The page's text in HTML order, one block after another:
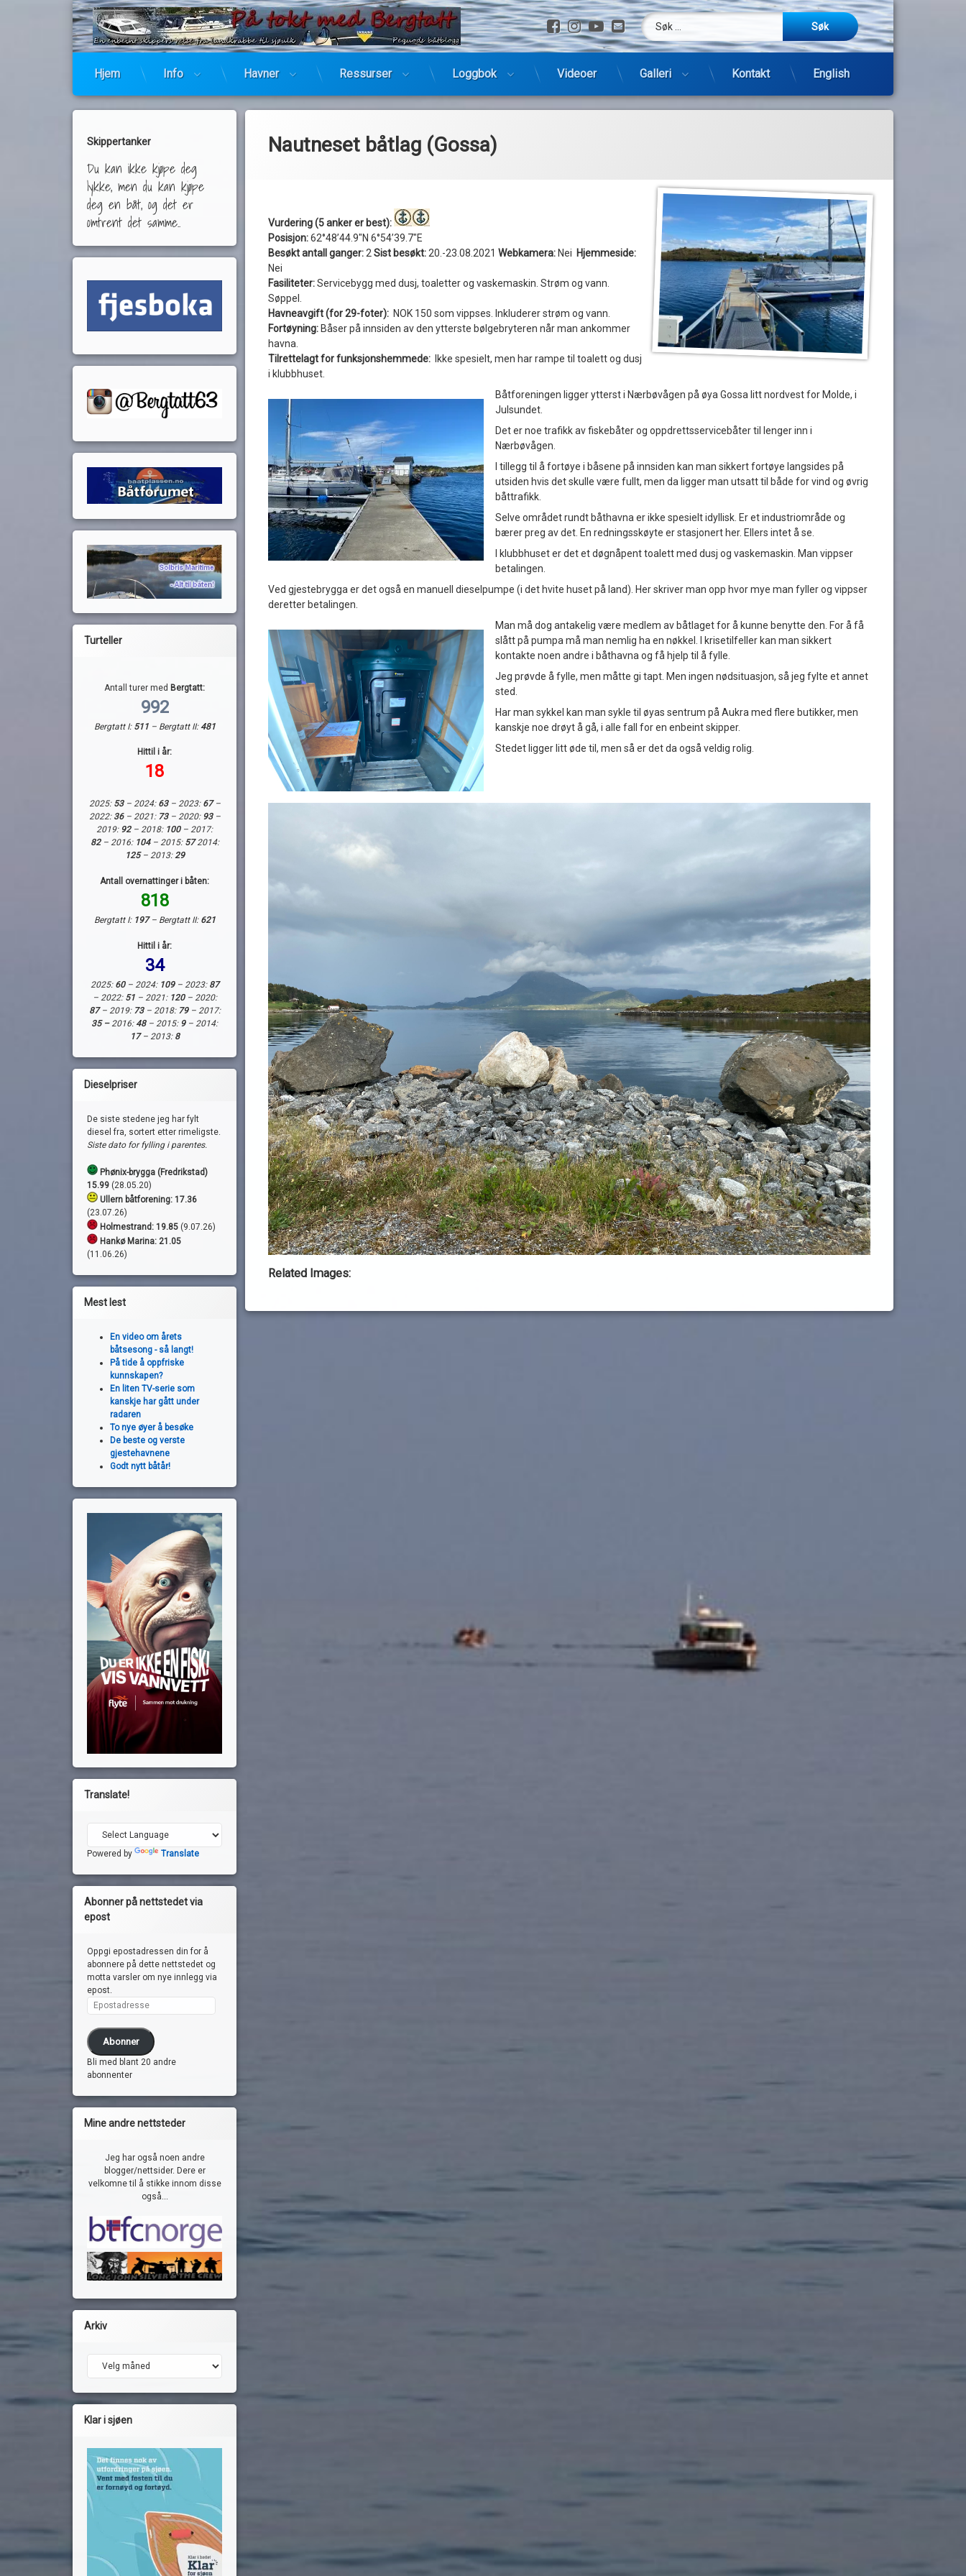
Hopp
til
Facebook
Instagram
YouTube
E-post
Søk etter:
Hjem Info Havner Ressurser Loggbok Videoer Galleri Kontakt English
Nautneset båtlag (Gossa)
Vurdering (5 anker er best):
Posisjon:62°48’44.9″N 6°54’39.7″E
Besøkt antall ganger:2 Sist besøkt:20.-23.08.2021 Webkamera:Nei Hjemmeside:
Nei
Fasiliteter:Servicebygg med dusj, toaletter og vaskemaskin. Strøm og vann.
Søppel.
Havneavgift (for 29-foter): NOK 150 som vippses. Inkluderer strøm og vann.
Fortøyning:Båser på innsiden av den ytterste bølgebryteren når man ankommer
havna.
Tilrettelagt for funksjonshemmede:
Ikke spesielt, men har rampe til toalett og dusj
i klubbhuset.
Båtforeningen ligger ytterst i Nærbøvågen på øya Gossa litt nordvest for Molde, i
Julsundet.
Det er noe trafikk av fiskebåter og oppdrettsservicebåter til lenger inn i
Nærbøvågen.
I tillegg til å fortøye i båsene på innsiden kan man sikkert fortøye langsides på
utsiden hvis det skulle være fullt, men da ligger man utsatt til både for vind og øvrig
båttrafikk.
Selve området rundt båthavna er ikke spesielt idyllisk. Er et industriområde og
bærer preg av det. En redningsskøyte er stasjonert her. Ellers intet å se.
I klubbhuset er det et døgnåpent toalett med dusj og vaskemaskin. Man vippser
betalingen.
Ved gjestebrygga er det også en manuell dieselpumpe (i det hvite huset på land). Her skriver man opp hvor mye man fyller og vippser
deretter betalingen.
Man må dog antakelig være medlem av båtlaget for å kunne benytte den. For å få
slått på pumpa må man nemlig ha en nøkkel. I krisetilfeller kan man sikkert
kontakte noen andre i båthavna og få hjelp til å fylle.
Jeg prøvde å fylle, men måtte gi tapt. Men ingen nødsituasjon, så jeg fylte et annet
sted.
Har man sykkel kan man sykle til øyas sentrum på Aukra med flere butikker, men
kanskje noe drøyt å gå, i alle fall for en enbeint skipper.
Stedet ligger litt øde til, men så er det da også veldig rolig.
Related Images:
Skippertanker
Du kan ikke kjøpe deg
lykke, men du kan kjøpe
deg en båt, og det er
omtrent det samme..
Turteller
Antall turer med Bergtatt:
992
Bergtatt I: 511 – Bergtatt II:481
Hittil i år:
18
2025: 53– 2024:63– 2023: 67–
2022: 36– 2021: 73– 2020: 93–
2019: 92– 2018: 100 – 2017:
82– 2016: 104– 2015: 572014:
125– 2013:29
Antall overnattinger i båten:
818
Bergtatt I: 197– Bergtatt II: 621
Hittil i år:
34
2025: 60– 2024: 109– 2023: 87
– 2022: 51– 2021: 120– 2020:
87– 2019: 73– 2018: 79– 2017:
35 –2016:48– 2015: 9 – 2014:
17– 2013: 8
Dieselpriser
De siste stedene jeg har fylt
diesel fra, sortert etter rimeligste.
Siste dato for fylling i parentes.
Phønix-brygga (Fredrikstad)
15.99 (28.05.20)
Ullern båtforening: 17.36
(23.07.26)
Holmestrand: 19.85(9.07.26)
Hankø Marina: 21.05
(11.06.26)
Mest lest
En video om årets
båtsesong - så langt!
På tide å oppfriske
kunnskapen?
En liten TV-serie som
kanskje har gått under
radaren
To nye øyer å besøke
De beste og verste
gjestehavnene
Godt nytt båtår!
Translate!
Powered by Translate
Abonner på nettstedet via
epost
Oppgi epostadressen din for å
abonnere på dette nettstedet og
motta varsler om nye innlegg via
epost.
Epostadresse
Abonner
Bli med blant 20 andre
abonnenter
Mine andre nettsteder
Jeg har også noen andre
blogger/nettsider. Dere er
velkomne til å stikke innom disse
også...
Arkiv
Arkiv
Klar i sjøen